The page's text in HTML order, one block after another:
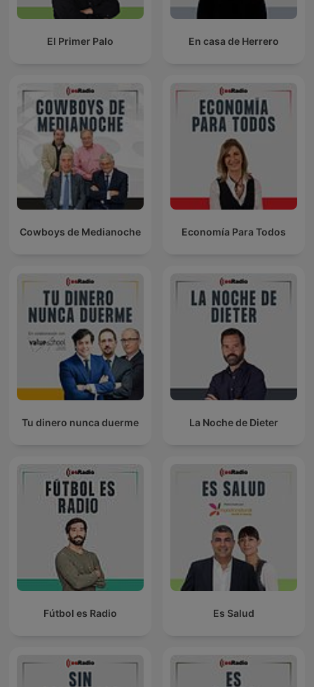
El Primer Palo En casa de Herrero
Cowboys de Medianoche Economía Para Todos
Tu dinero nunca duerme La Noche de Dieter
Fútbol es Radio Es Salud